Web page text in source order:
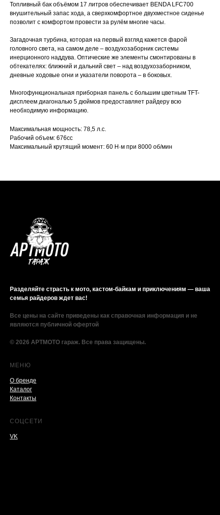
Топливный бак объёмом 17 литров обеспечивает BENDA LFC700
внушительный запас хода, а сверхкомфортное двухместное сиденье
позволит с комфортом провести за рулём многие часы.
Загадочная турбина, которая на первый взгляд кажется фарой
головного света, на самом деле – воздухозаборник системы
инерционного наддува. Оптические же элементы смонтированы в
обтекателях: ближний и дальний свет – над воздухозаборником,
дневные ходовые огни и указатели поворота – в боковых.
Многофункциональная приборная панель с большим цветным TFT-
дисплеем диагональю 5 дюймов предоставляет райдеру всю
необходимую информацию.
Максимальная мощность: 78,5 л.с.
Рабочий объем: 676cc
Максимальный крутящий момент: 60 Н·м при 8000 об/мин
Разделяйте страсть к мото, кастом-байкам и приключениям — ваша
семья райдеров ждет вас!
Все цены на сайте приведены как справочная информация и не
являются публичной офертой
© 2026 АРТМОТО гараж. Все права защищены.
МЕНЮ
О бренде
Каталог
Контакты
СОЦСЕТИ
VK